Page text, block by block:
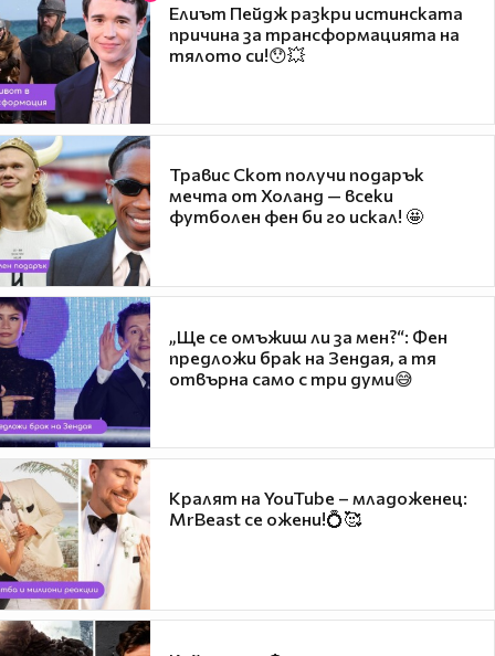
Елиът Пейдж разкри истинската
причина за трансформацията на
тялото си!😯💥
Травис Скот получи подарък
мечта от Холанд — всеки
футболен фен би го искал! 🤩
„Ще се омъжиш ли за мен?“: Фен
предложи брак на Зендая, а тя
отвърна само с три думи😅
Кралят на YouTube – младоженец:
MrBeast се ожени!💍🥰